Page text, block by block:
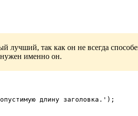
лучший, так как он не всегда
нужен именно он.
длину заголовка.');